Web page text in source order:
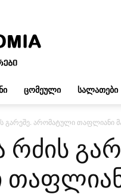
ᲪᲝᲛᲔᲣᲚᲘ ᲡᲐᲚᲐᲗᲔᲑᲘ
გარეშე. არომატული თაფლიანი
რძის